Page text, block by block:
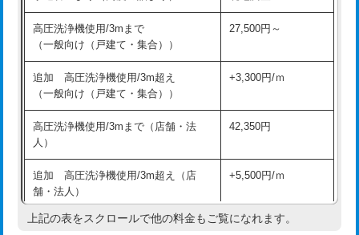
追加人工 16,500円
廃棄・処分 現場見積
※給水管工事は20mmまでの価格です。
持込商品取付（混合水栓）
持込商品取付（浄水器・分岐水栓） 16,500円
業）
排水管工事（追加 排水管工事/3ｍ超
え）
高圧洗浄機使用/3mまで
（一般向け（戸建て・集合））
27,500円～
追加 高圧洗浄機使用/3m超え
（一般向け（戸建て・集合））
+3,300円/ｍ
高圧洗浄機使用/3mまで（店舗・法
人）
42,350円
追加 高圧洗浄機使用/3m超え（店
舗・法人）
+5,500円/ｍ
高度高圧洗浄換 現地調査
上記の表をスクロールで他の料金もご覧になれます。